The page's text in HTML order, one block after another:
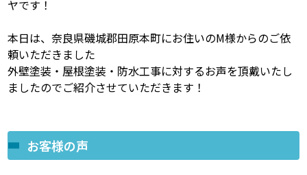
理由
工場倉庫修繕 アパート・マンション修繕
見積もりシミュレーション
ヤです！
本日は、奈良県磯城郡田原本町にお住いのM様からのご依
頼いただきました
外壁塗装・屋根塗装・防水工事に対するお声を頂戴いたし
ましたのでご紹介させていただきます！
お客様の声